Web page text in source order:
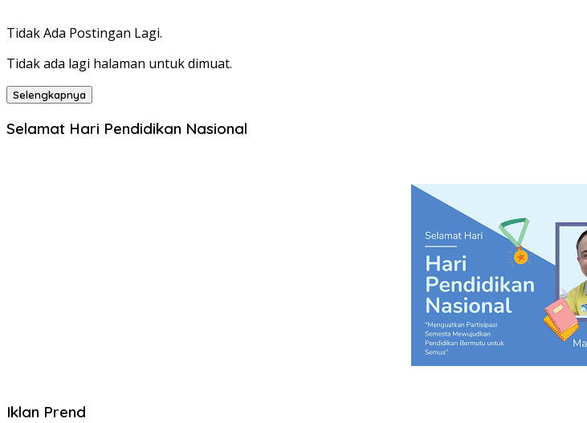
Tidak Ada Postingan Lagi.
Tidak ada lagi halaman untuk dimuat.
Selengkapnya
Selamat Hari Pendidikan Nasional
Iklan Prend